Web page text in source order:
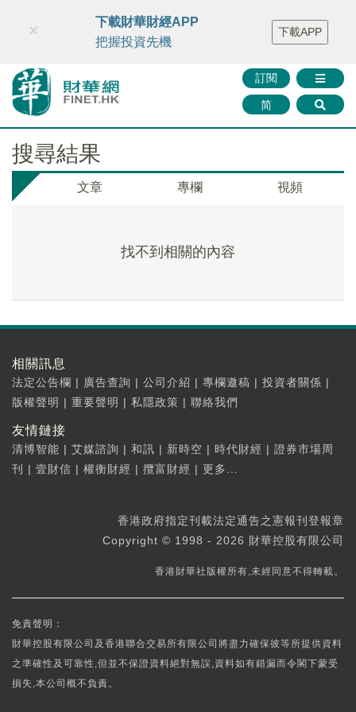
財華智庫網 FINTV FINMETA 財華證券 媒體矩陣
智庫沙龍
聯絡我們
訂閱
简
×
下載財華財經APP
把握投資先機
下載APP
搜尋結果
文章 專欄 視頻
找不到相關的內容
相關訊息
法定公告欄 | 廣告查詢 | 公司介紹 | 專欄邀稿 | 投資者關係 |
版權聲明 | 重要聲明 | 私隱政策 | 聯絡我們
友情鏈接
清博智能 | 艾媒諮詢 | 和訊 | 新時空 | 時代財經 | 證券市場周
刊
| 壹財信 | 權衡財經 | 攬富財經 | 更多...
香港政府指定刊載法定通告之憲報刊登報章
Copyright © 1998 - 2026 財華控股有限公司
香港財華社版權所有,未經同意不得轉載。
免責聲明：
財華控股有限公司及香港聯合交易所有限公司將盡力確保彼等所提供資料
之準確性及可靠性,但並不保證資料絕對無誤,資料如有錯漏而令閣下蒙受
損失,本公司概不負責。